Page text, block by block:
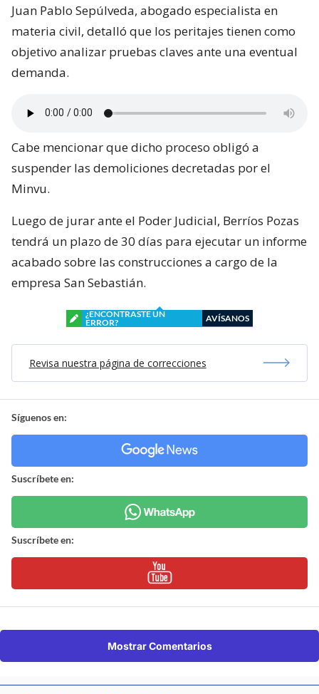
Juan Pablo Sepúlveda, abogado especialista en
materia civil, detalló que los peritajes tienen como
objetivo analizar pruebas claves ante una eventual
demanda.
Cabe mencionar que dicho proceso obligó a
suspender las demoliciones decretadas por el
Minvu.
Luego de jurar ante el Poder Judicial, Berríos Pozas
tendrá un plazo de 30 días para ejecutar un informe
acabado sobre las construcciones a cargo de la
empresa San Sebastián.
¿ENCONTRASTE UN
ERROR?
AVÍSANOS
Revisa nuestra página de correcciones
Síguenos en:
Suscríbete en:
Suscríbete en:
Mostrar Comentarios